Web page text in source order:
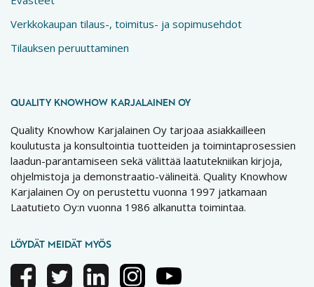
Verkkokaupan tilaus-, toimitus- ja sopimusehdot
Tilauksen peruuttaminen
QUALITY KNOWHOW KARJALAINEN OY
Quality Knowhow Karjalainen Oy tarjoaa asiakkailleen
koulutusta ja konsultointia tuotteiden ja toimintaprosessien
laadun-parantamiseen sekä välittää laatutekniikan kirjoja,
ohjelmistoja ja demonstraatio-välineitä. Quality Knowhow
Karjalainen Oy on perustettu vuonna 1997 jatkamaan
Laatutieto Oy:n vuonna 1986 alkanutta toimintaa.
LÖYDÄT MEIDÄT MYÖS
FacebookTwitterLinkedinInstagramYoutube